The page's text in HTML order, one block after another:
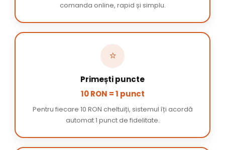
comanda online, rapid și simplu.
⭐
Primești puncte
10 RON = 1 punct
Pentru fiecare 10 RON cheltuiți, sistemul îți acordă
automat 1 punct de fidelitate.